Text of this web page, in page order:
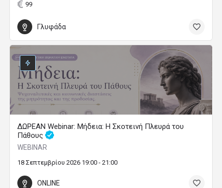
99
Γλυφάδα
ΔΩΡΕΑΝ Webinar: Μήδεια: Η Σκοτεινή Πλευρά του
Πάθους
WEBINAR
18 Σεπτεμβρίου 2026 19:00 - 21:00
ONLINE